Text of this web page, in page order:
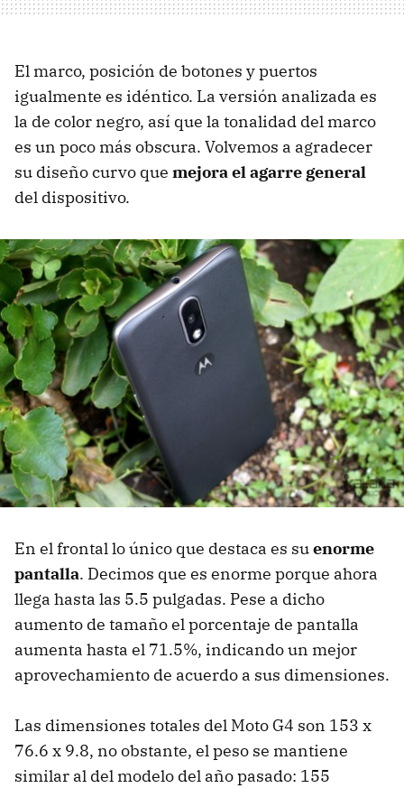
El marco, posición de botones y puertos
igualmente es idéntico. La versión analizada es
la de color negro, así que la tonalidad del marco
es un poco más obscura. Volvemos a agradecer
su diseño curvo que mejora el agarre general
del dispositivo.
En el frontal lo único que destaca es suenorme
pantalla. Decimos que es enorme porque ahora
llega hasta las 5.5 pulgadas. Pese a dicho
aumento de tamaño el porcentaje de pantalla
aumenta hasta el 71.5%, indicando un mejor
aprovechamiento de acuerdo a sus dimensiones.
Las dimensiones totales del Moto G4 son 153 x
76.6 x 9.8, no obstante, el peso se mantiene
similar al del modelo del año pasado: 155